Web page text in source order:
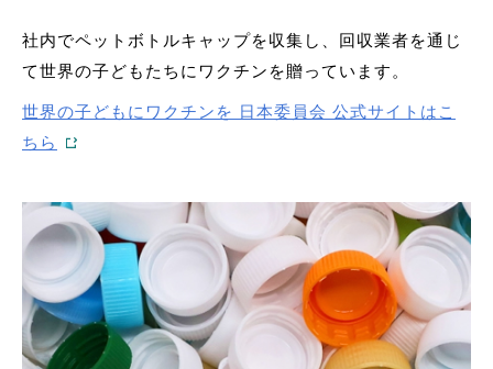
社内でペットボトルキャップを収集し、回収業者を通じ
て世界の子どもたちにワクチンを贈っています。
世界の子どもにワクチンを 日本委員会 公式サイトはこ
ちら